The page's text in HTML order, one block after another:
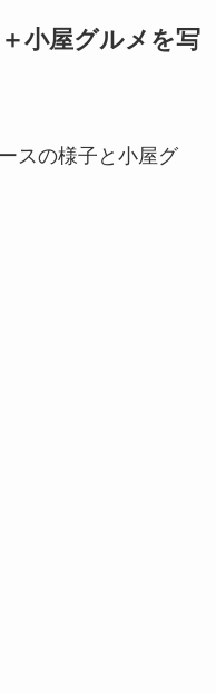
小屋グルメを写
スの様子と小屋グ